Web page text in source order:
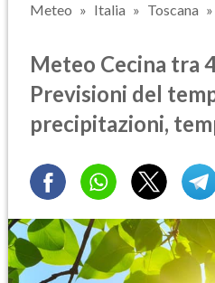
Meteo Italia Toscana
Meteo Cecina tra
Previsioni del
precipitazioni,